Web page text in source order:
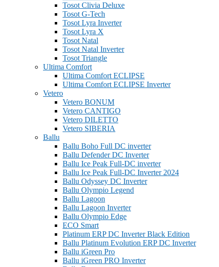
Tosot Clivia Deluxe
Tosot G-Tech
Tosot Lyra Inverter
Tosot Lyra X
Tosot Natal
Tosot Natal Inverter
Tosot Triangle
Ultima Comfort
Ultima Comfort ECLIPSE
Ultima Comfort ECLIPSE Inverter
Vetero
Vetero BONUM
Vetero CANTIGO
Vetero DILETTO
Vetero SIBERIA
Ballu
Ballu Boho Full DC inverter
Ballu Defender DC Inverter
Ballu Ice Peak Full-DC inverter
Ballu Ice Peak Full-DC Inverter 2024
Ballu Odyssey DС Inverter
Ballu Olympio Legend
Ballu Lagoon
Ballu Lagoon Inverter
Ballu Olympio Edge
ECO Smart
Platinum ERP DC Inverter Black Edition
Ballu Platinum Evolution ERP DC Inverter
Ballu iGreen Pro
Ballu iGreen PRO Inverter